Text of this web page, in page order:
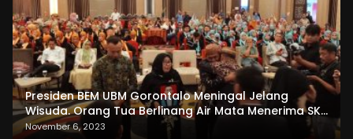
Presiden BEM UBM Gorontalo Meningal Jelang
Wisuda. Orang Tua Berlinang Air Mata Menerima SKL
dan Pemasangan Salempang
November 6, 2023